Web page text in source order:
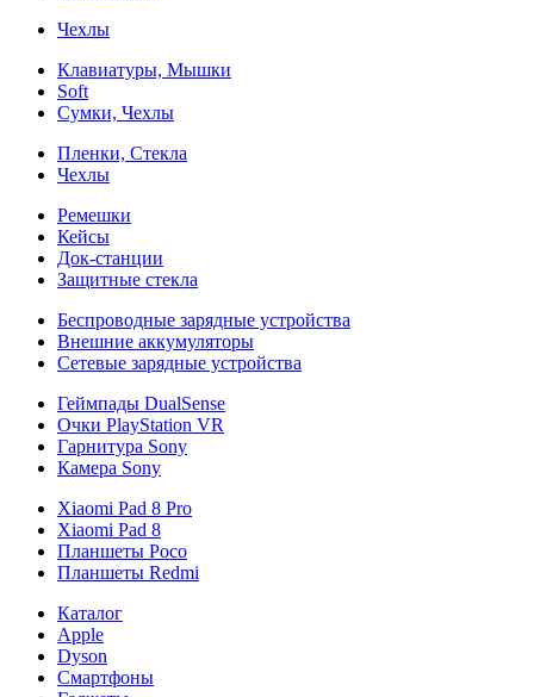
Чехлы
Клавиатуры, Мышки
Soft
Сумки, Чехлы
Пленки, Стекла
Чехлы
Ремешки
Кейсы
Док-станции
Защитные стекла
Беспроводные зарядные устройства
Внешние аккумуляторы
Сетевые зарядные устройства
Геймпады DualSense
Очки PlayStation VR
Гарнитура Sony
Камера Sony
Xiaomi Pad 8 Pro
Xiaomi Pad 8
Планшеты Poco
Планшеты Redmi
Каталог
Apple
Dyson
Смартфоны